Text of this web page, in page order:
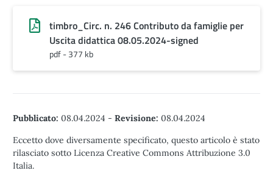
timbro_Circ. n. 246 Contributo da famiglie per
Uscita didattica 08.05.2024-signed
pdf - 377 kb
Pubblicato: 08.04.2024 - Revisione: 08.04.2024
Eccetto dove diversamente specificato, questo articolo è stato
rilasciato sotto Licenza Creative Commons Attribuzione 3.0
Italia.